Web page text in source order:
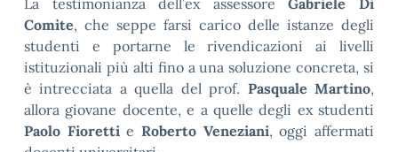
La testimonianza dell’ex assessoreGabriele Di
Comite, che seppe farsi carico delle istanze degli
studenti e portarne le rivendicazioni ai livelli
istituzionali più alti fino a una soluzione concreta, si
è intrecciata a quella del prof. Pasquale Martino,
allora giovane docente, e a quelle degli ex studenti
Paolo FiorettieRoberto Veneziani, oggi affermati